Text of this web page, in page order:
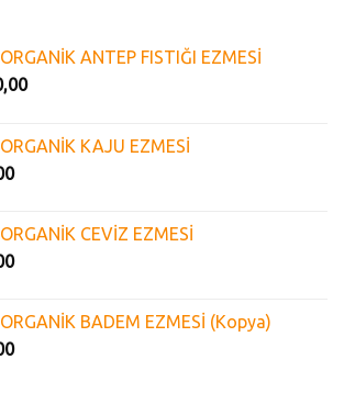
ANTEP FISTIĞI EZMESİ
KAJU EZMESİ
CEVİZ EZMESİ
BADEM EZMESİ (Kopya)